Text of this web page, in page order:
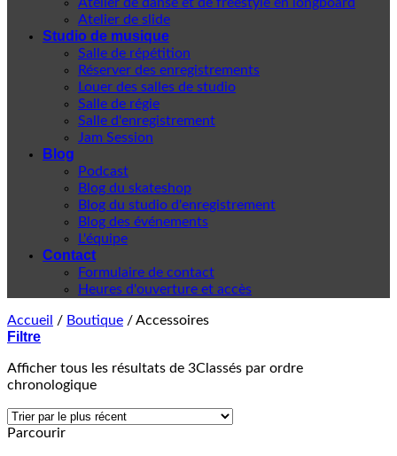
Atelier de slide
Studio de musique
Salle de répétition
Réserver des enregistrements
Louer des salles de studio
Salle de régie
Salle d'enregistrement
Jam Session
Blog
Podcast
Blog du skateshop
Blog du studio d'enregistrement
Blog des événements
L'équipe
Contact
Formulaire de contact
Heures d'ouverture et accès
Accueil / Boutique /Accessoires
Filtre
Afficher tous les résultats de 3Classés par ordre
chronologique
Parcourir